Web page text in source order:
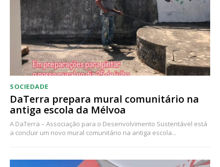
Acesso aos conteúdos Exclusivos para
assinantes
Ofertas para assinatura anual
Escolha o plano
SOCIEDADE
DaTerra prepara mural comunitário na
antiga escola da Mélvoa
A DaTerra – Associação para o Desenvolvimento Sustentável está
a concluir um novo mural comunitário na antiga escola...